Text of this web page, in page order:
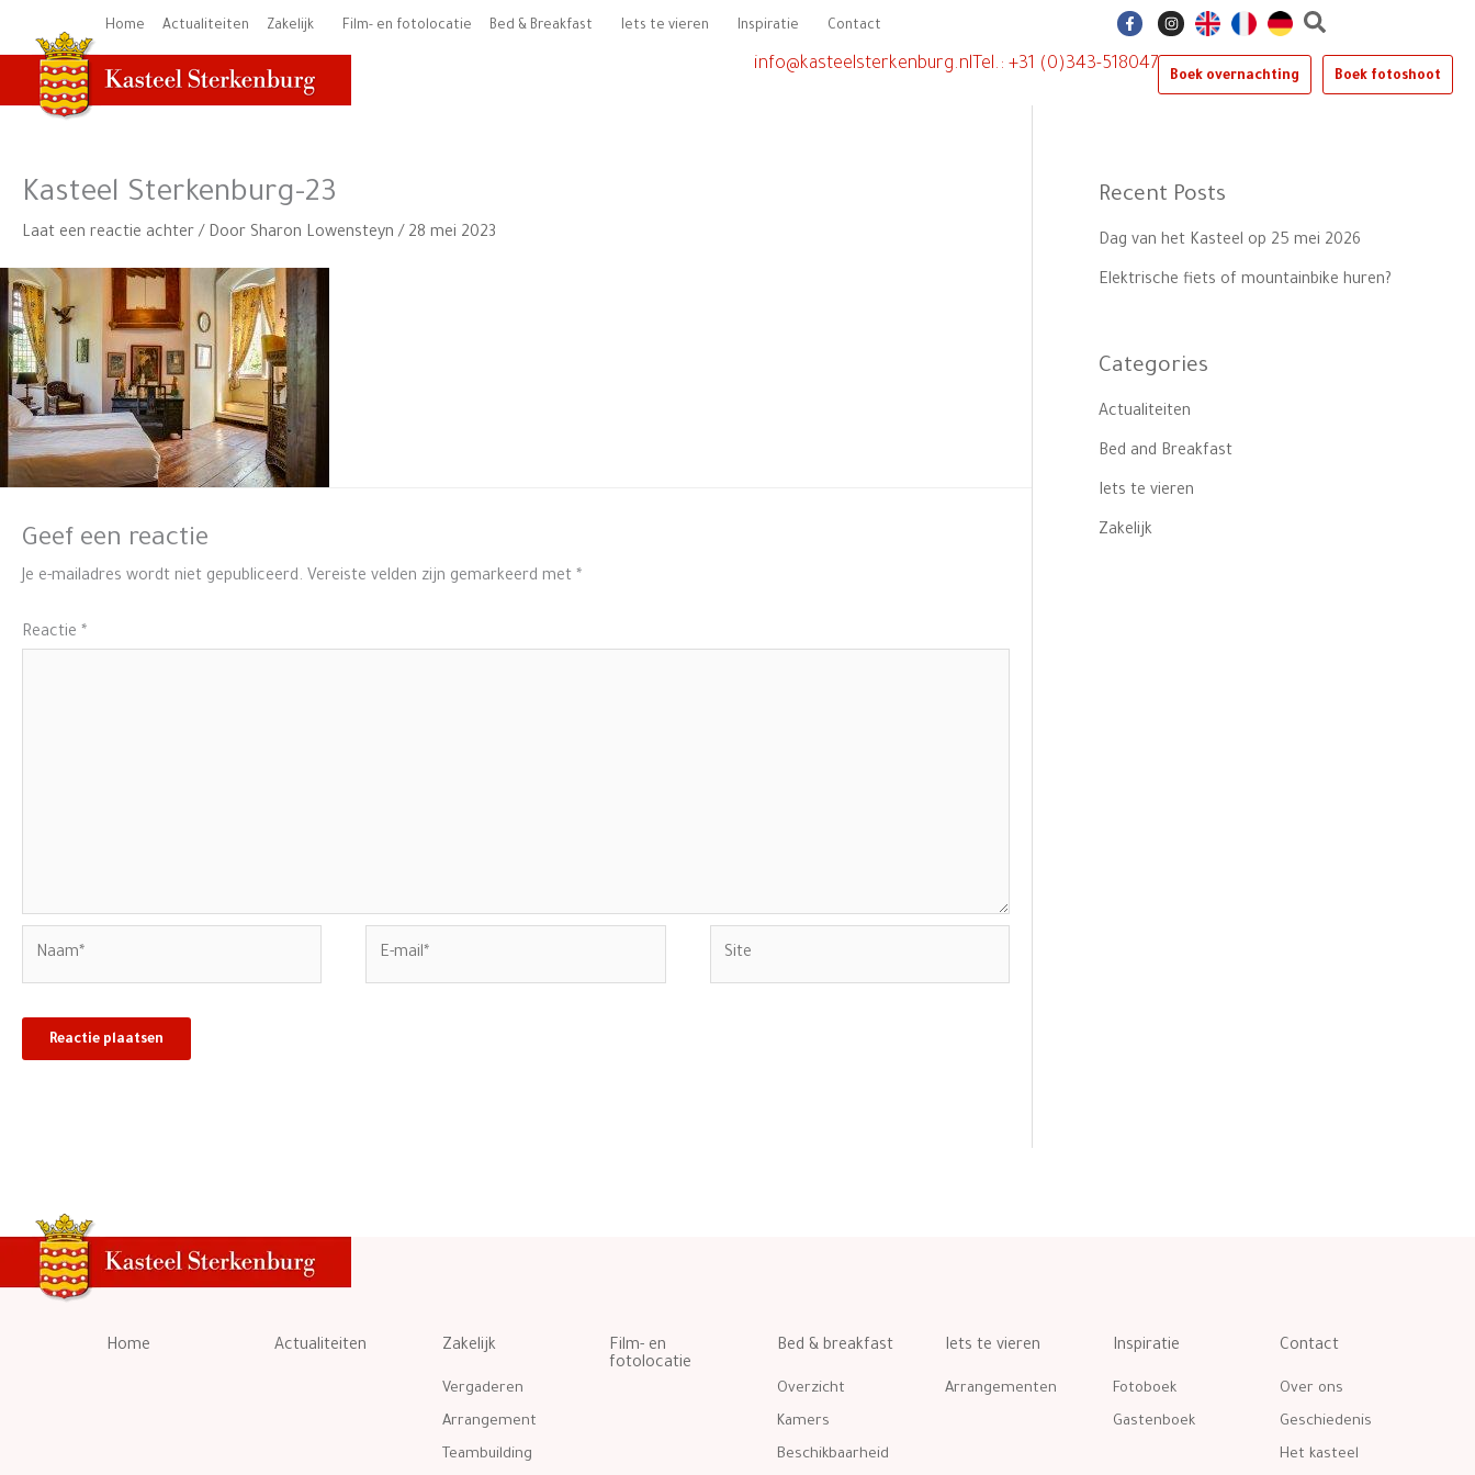
inhoud
Home Actualiteiten Zakelijk Film- en fotolocatie Bed & Breakfast Iets te vieren Inspiratie Contact
F
a
e
I
n
t
a
Boek overnachting Boek fotoshoot
Tel.: +31 (0)343-518047
info@kasteelsterkenburg.nl
Kasteel Sterkenburg-23
Laat een reactie achter / Door Sharon Lowensteyn / 28 mei 2023
Geef een reactie
Je e-mailadres wordt niet gepubliceerd. Vereiste velden zijn gemarkeerd met *
Reactie *
Recent Posts
Dag van het Kasteel op 25 mei 2026
Elektrische fiets of mountainbike huren?
Categories
Actualiteiten
Bed and Breakfast
Iets te vieren
Zakelijk
Home Actualiteiten Zakelijk
Vergaderen
Arrangement
Teambuilding
Film- en
fotolocatie
Bed & breakfast
Overzicht
Kamers
Beschikbaarheid
Iets te vieren
Arrangementen
Inspiratie
Fotoboek
Gastenboek
Contact
Over ons
Geschiedenis
Het kasteel